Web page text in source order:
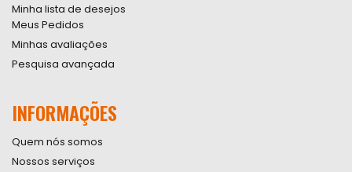
Minha lista de desejos
Meus Pedidos
Minhas avaliações
Pesquisa avançada
INFORMAÇÕES
Quem nós somos
Nossos serviços